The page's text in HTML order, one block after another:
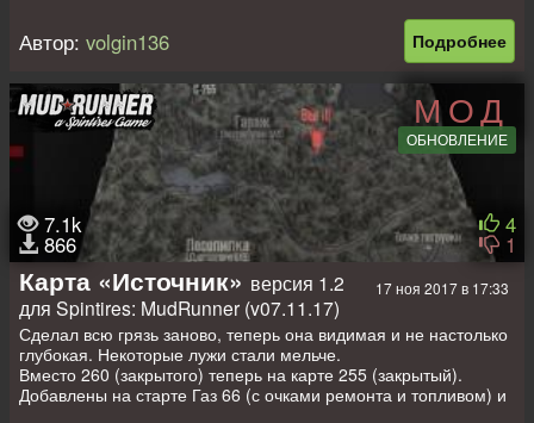
- 7 Точек разведки;
Всем хорошего прохождения! размер карты 1х1км. лето и
осень
Подробнее
Автор: volgin136
МОД
ОБНОВЛЕНИЕ
7.1k
866
4
1
17 ноя 2017 в 17:33
Карта «Источник» версия 1.2
для Spintires: MudRunner (v07.11.17)
Сделал всю грязь заново, теперь она видимая и не настолько
глубокая. Некоторые лужи стали мельче.
Вместо 260 (закрытого) теперь на карте 255 (закрытый).
Добавлены на старте Газ 66 (с очками ремонта и топливом) и